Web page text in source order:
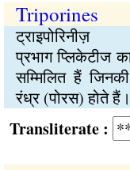
Triporines
ट्राइपोरिनीज़
प्रभाग प्लिकेटीज
सम्मिलित हैं
रंध्र (पोरस) होते हैं।
: